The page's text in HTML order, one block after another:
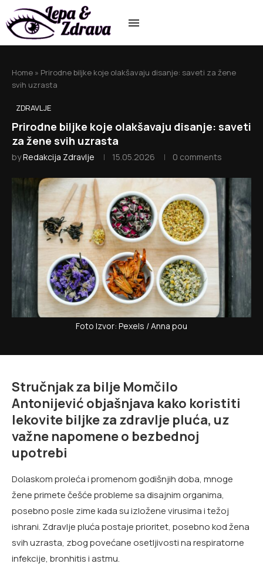
Home » Prirodne biljke koje olakšavaju disanje: saveti za žene
svih uzrasta
ZDRAVLJE
Prirodne biljke koje olakšavaju disanje: saveti
za žene svih uzrasta
byRedakcija Zdravlje 15.05.2026 0 comments
Foto Izvor: Pexels / Anna pou
Stručnjak za bilje Momčilo
Antonijević objašnjava kako koristiti
lekovite biljke za zdravlje pluća, uz
važne napomene o bezbednoj
upotrebi
Dolaskom proleća i promenom godišnjih doba, mnoge
žene primete češće probleme sa disajnim organima,
posebno posle zime kada su izložene virusima i težoj
ishrani. Zdravlje pluća postaje prioritet, posebno kod žena
svih uzrasta, zbog povećane osetljivosti na respiratorne
infekcije, bronhitis i astmu.